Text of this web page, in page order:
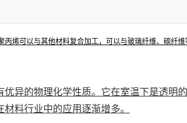
烯可以与其他材料复合加工，可以与玻璃纤维、碳纤
异的物理化学性质。它在室温下是透
料行业中的应用逐渐增多。